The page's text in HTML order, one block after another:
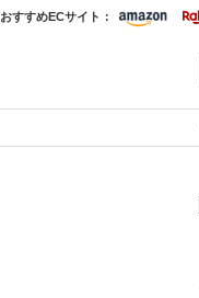
おすすめECサイト：